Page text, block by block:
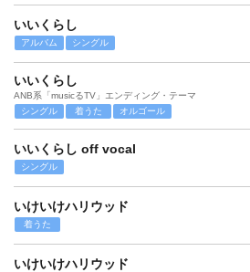
いいくらし
アルバム シングル
いいくらし
ANB系「musicるTV」エンディング・テーマ
シングル
着うた オルゴール
いいくらし off vocal
シングル
いけいけハリウッド
着うた
いけいけハリウッド